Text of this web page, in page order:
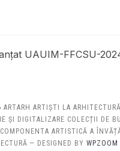
UAUIM-FFCSU-
ARTIȘTI LA
ȘI DIGITALIZARE COLECȚII DE
ARTISTICĂ A
— DESIGNED BY WPZOOM